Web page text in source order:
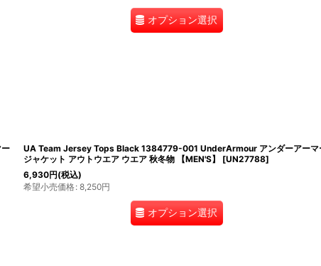
オプション選択
UA Team Jersey Tops Black 1384779-001 UnderArmour アンダーアーマ
ジャケット アウトウエア ウエア 秋冬物 【MEN'S】
[UN27788]
6,930円(税込)
希望小売価格: 8,250円
オプション選択